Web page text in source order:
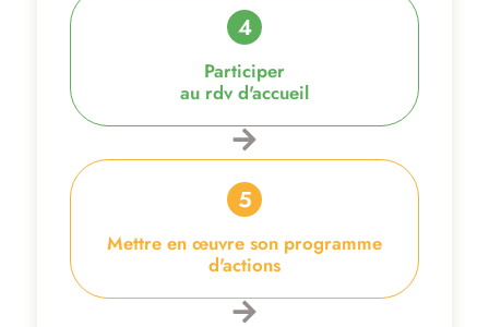
Participer
au rdv d'accueil
Mettre en œuvre son programme
d'actions